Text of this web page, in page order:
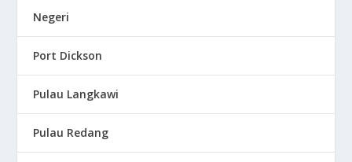
Negeri
Port Dickson
Pulau Langkawi
Pulau Redang